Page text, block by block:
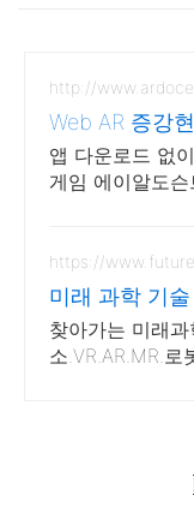
http://
Web AR 증강
앱 다운로드 없
게임 에이알도슨
https://
미래 과학 기술
절상담/1:1교
찾아가는 미래
소.VR.AR.MR.로